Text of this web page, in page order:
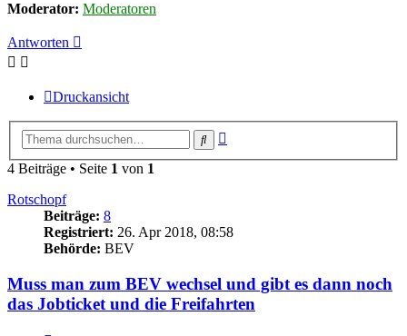
Moderator: Moderatoren
Antworten
Druckansicht
Suche
4 Beiträge • Seite 1 von 1
Rotschopf
Beiträge: 8
Registriert: 26. Apr 2018, 08:58
Behörde: BEV
Muss man zum BEV wechsel und gibt es dann noch
das Jobticket und die Freifahrten